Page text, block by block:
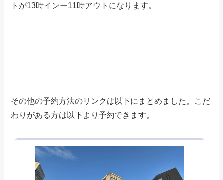
トが13時インー11時アウトになります。
その他の予約方法のリンクは以下にまとめました。こだ
わりがある方は以下より予約できます。